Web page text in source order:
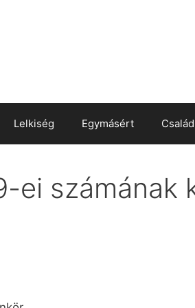
Lelkiség Egymásért Család
ei számának